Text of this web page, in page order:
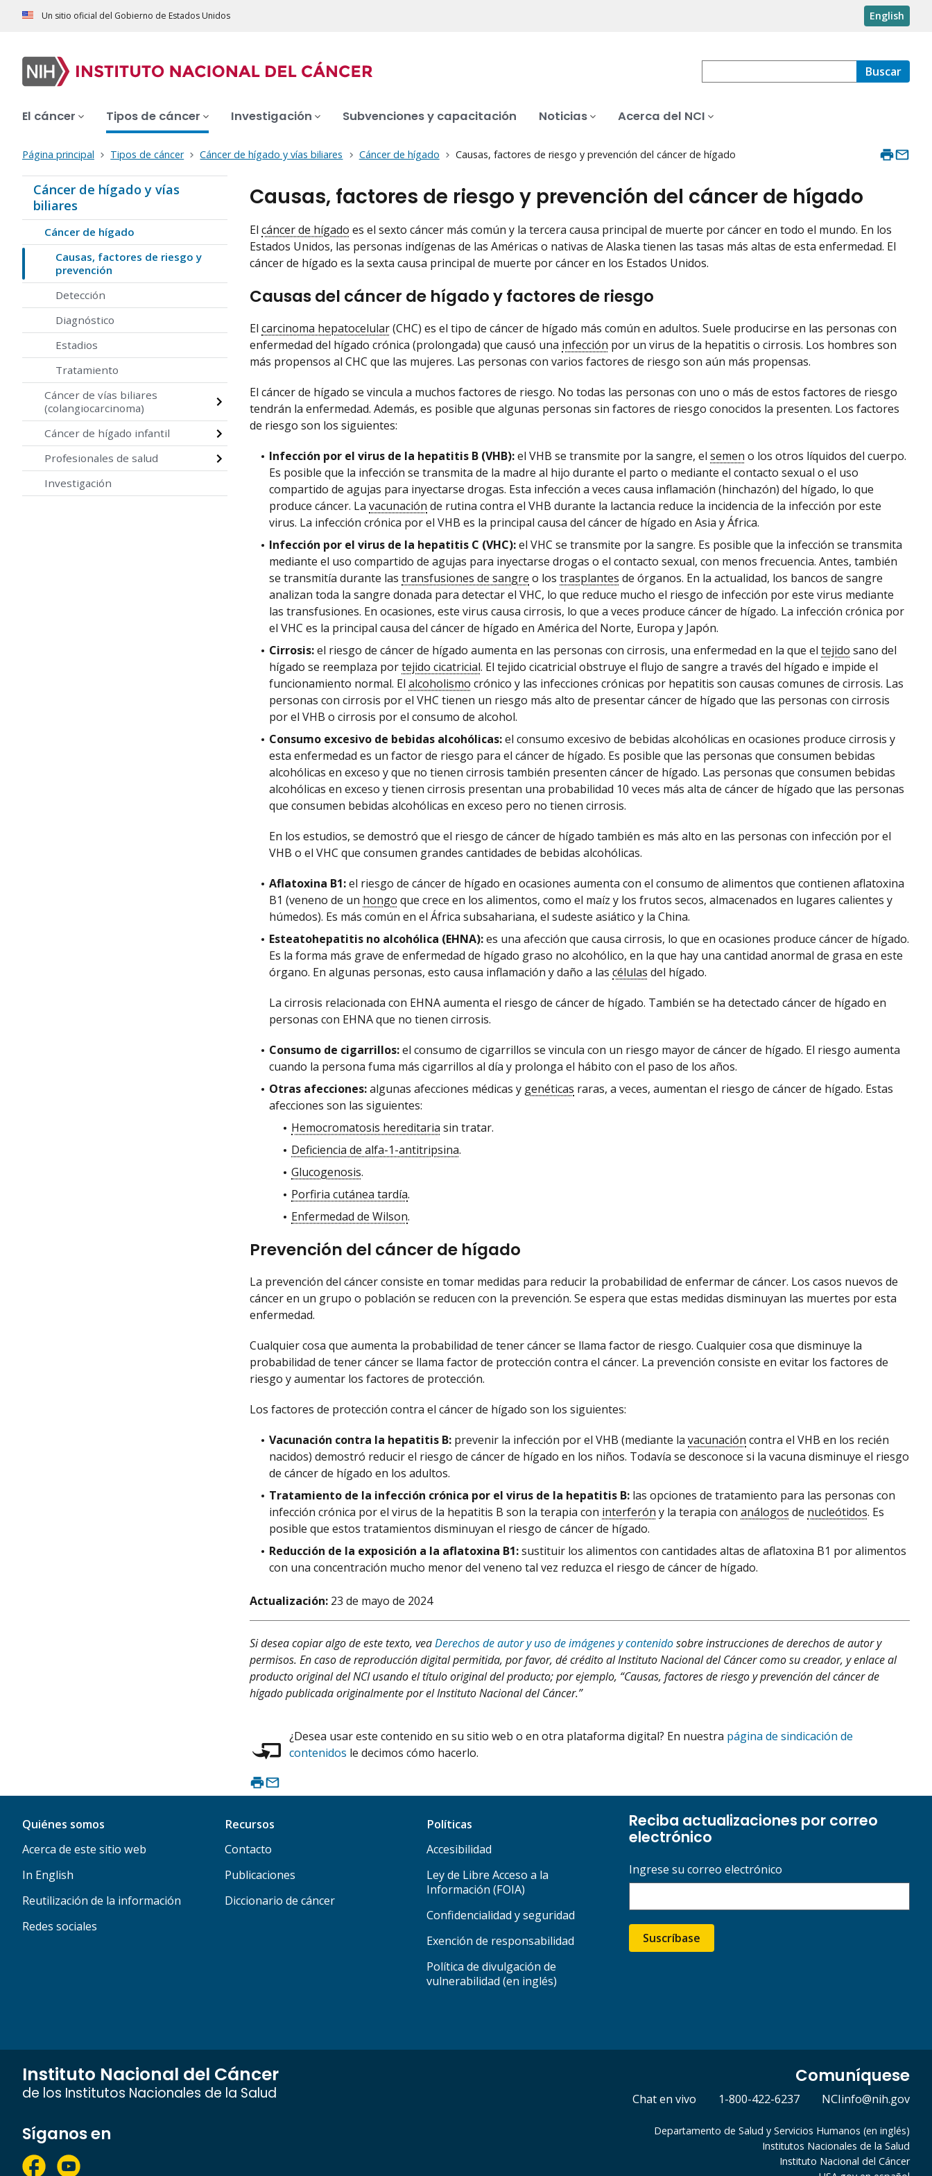
Un sitio oficial del Gobierno de Estados Unidos English
Buscar
El cáncer Tipos de cáncer Investigación Subvenciones y capacitación Noticias Acerca del NCI
Página principal Tipos de cáncer Cáncer de hígado y vías biliares Cáncer de hígado Causas, factores de riesgo y prevención del cáncer de hígado
Cáncer de hígado y vías
biliares
Cáncer de hígado
Causas, factores de riesgo y
prevención
Detección
Diagnóstico
Estadios
Tratamiento
Cáncer de vías biliares
(colangiocarcinoma)
Cáncer de hígado infantil
Profesionales de salud
Investigación
Causas, factores de riesgo y prevención del cáncer de hígado
El cáncer de hígado es el sexto cáncer más común y la tercera causa principal de muerte por cáncer en todo el mundo. En los
Estados Unidos, las personas indígenas de las Américas o nativas de Alaska tienen las tasas más altas de esta enfermedad. El
cáncer de hígado es la sexta causa principal de muerte por cáncer en los Estados Unidos.
Causas del cáncer de hígado y factores de riesgo
El carcinoma hepatocelular(CHC) es el tipo de cáncer de hígado más común en adultos. Suele producirse en las personas con
enfermedad del hígado crónica (prolongada) que causó una infección por un virus de la hepatitis o cirrosis. Los hombres son
más propensos al CHC que las mujeres. Las personas con varios factores de riesgo son aún más propensas.
El cáncer de hígado se vincula a muchos factores de riesgo. No todas las personas con uno o más de estos factores de riesgo
tendrán la enfermedad. Además, es posible que algunas personas sin factores de riesgo conocidos la presenten. Los factores
de riesgo son los siguientes:
Infección por el virus de la hepatitis B (VHB):el VHB se transmite por la sangre, el semen o los otros líquidos del cuerpo.
Es posible que la infección se transmita de la madre al hijo durante el parto o mediante el contacto sexual o el uso
compartido de agujas para inyectarse drogas. Esta infección a veces causa inflamación (hinchazón) del hígado, lo que
produce cáncer. La vacunación de rutina contra el VHB durante la lactancia reduce la incidencia de la infección por este
virus. La infección crónica por el VHB es la principal causa del cáncer de hígado en Asia y África.
Infección por el virus de la hepatitis C (VHC):el VHC se transmite por la sangre. Es posible que la infección se transmita
mediante el uso compartido de agujas para inyectarse drogas o el contacto sexual, con menos frecuencia. Antes, también
se transmitía durante las transfusiones de sangre o los trasplantes de órganos. En la actualidad, los bancos de sangre
analizan toda la sangre donada para detectar el VHC, lo que reduce mucho el riesgo de infección por este virus mediante
las transfusiones. En ocasiones, este virus causa cirrosis, lo que a veces produce cáncer de hígado. La infección crónica por
el VHC es la principal causa del cáncer de hígado en América del Norte, Europa y Japón.
Cirrosis:el riesgo de cáncer de hígado aumenta en las personas con cirrosis, una enfermedad en la que el tejido sano del
hígado se reemplaza portejido cicatricial. El tejido cicatricial obstruye el flujo de sangre a través del hígado e impide el
funcionamiento normal. El alcoholismo crónico y las infecciones crónicas por hepatitis son causas comunes de cirrosis. Las
personas con cirrosis por el VHC tienen un riesgo más alto de presentar cáncer de hígado que las personas con cirrosis
por el VHB o cirrosis por el consumo de alcohol.
Consumo excesivo de bebidas alcohólicas:el consumo excesivo de bebidas alcohólicas en ocasiones produce cirrosis y
esta enfermedad es un factor de riesgo para el cáncer de hígado. Es posible que las personas que consumen bebidas
alcohólicas en exceso y que no tienen cirrosis también presenten cáncer de hígado. Las personas que consumen bebidas
alcohólicas en exceso y tienen cirrosis presentan una probabilidad 10 veces más alta de cáncer de hígado que las personas
que consumen bebidas alcohólicas en exceso pero no tienen cirrosis.
En los estudios, se demostró que el riesgo de cáncer de hígado también es más alto en las personas con infección por el
VHB o el VHC que consumen grandes cantidades de bebidas alcohólicas.
Aflatoxina B1:el riesgo de cáncer de hígado en ocasiones aumenta con el consumo de alimentos que contienen aflatoxina
B1 (veneno de un hongo que crece en los alimentos, como el maíz y los frutos secos, almacenados en lugares calientes y
húmedos). Es más común en el África subsahariana, el sudeste asiático y la China.
Esteatohepatitis no alcohólica (EHNA):es una afección que causa cirrosis, lo que en ocasiones produce cáncer de hígado.
Es la forma más grave de enfermedad de hígado graso no alcohólico, en la que hay una cantidad anormal de grasa en este
órgano. En algunas personas, esto causa inflamación y daño a las células del hígado.
La cirrosis relacionada con EHNA aumenta el riesgo de cáncer de hígado. También se ha detectado cáncer de hígado en
personas con EHNA que no tienen cirrosis.
Consumo de cigarrillos:el consumo de cigarrillos se vincula con un riesgo mayor de cáncer de hígado. El riesgo aumenta
cuando la persona fuma más cigarrillos al día y prolonga el hábito con el paso de los años.
Otras afecciones:algunas afecciones médicas y genéticas raras, a veces, aumentan el riesgo de cáncer de hígado. Estas
afecciones son las siguientes:
Hemocromatosis hereditaria sin tratar.
Deficiencia de alfa-1-antitripsina.
Glucogenosis.
Porfiria cutánea tardía.
Enfermedad de Wilson.
Prevención del cáncer de hígado
La prevención del cáncer consiste en tomar medidas para reducir la probabilidad de enfermar de cáncer. Los casos nuevos de
cáncer en un grupo o población se reducen con la prevención. Se espera que estas medidas disminuyan las muertes por esta
enfermedad.
Cualquier cosa que aumenta la probabilidad de tener cáncer se llama factor de riesgo. Cualquier cosa que disminuye la
probabilidad de tener cáncer se llama factor de protección contra el cáncer. La prevención consiste en evitar los factores de
riesgo y aumentar los factores de protección.
Los factores de protección contra el cáncer de hígado son los siguientes:
Vacunación contra la hepatitis B: prevenir la infección por el VHB (mediante la vacunación contra el VHB en los recién
nacidos) demostró reducir el riesgo de cáncer de hígado en los niños. Todavía se desconoce si la vacuna disminuye el riesgo
de cáncer de hígado en los adultos.
Tratamiento de la infección crónica por el virus de la hepatitis B: las opciones de tratamiento para las personas con
infección crónica por el virus de la hepatitis B son la terapia con interferón y la terapia con análogos de nucleótidos. Es
posible que estos tratamientos disminuyan el riesgo de cáncer de hígado.
Reducción de la exposición a la aflatoxina B1:sustituir los alimentos con cantidades altas de aflatoxina B1 por alimentos
con una concentración mucho menor del veneno tal vez reduzca el riesgo de cáncer de hígado.
Actualización: 23 de mayo de 2024
Si desea copiar algo de este texto, veaDerechos de autor y uso de imágenes y contenidosobre instrucciones de derechos de autor y
permisos. En caso de reproducción digital permitida, por favor, dé crédito al Instituto Nacional del Cáncer como su creador, y enlace al
producto original del NCI usando el título original del producto; por ejemplo, “Causas, factores de riesgo y prevención del cáncer de
hígado publicada originalmente por el Instituto Nacional del Cáncer.”
¿Desea usar este contenido en su sitio web o en otra plataforma digital? En nuestra página de sindicación de
contenidos le decimos cómo hacerlo.
Quiénes somos
Acerca de este sitio web
In English
Reutilización de la información
Redes sociales
Recursos
Contacto
Publicaciones
Diccionario de cáncer
Políticas
Accesibilidad
Ley de Libre Acceso a la
Información (FOIA)
Confidencialidad y seguridad
Exención de responsabilidad
Política de divulgación de
vulnerabilidad (en inglés)
Reciba actualizaciones por correo
electrónico
Ingrese su correo electrónico
Suscríbase
Instituto Nacional del Cáncer
de los Institutos Nacionales de la Salud
Comuníquese
Chat en vivo 1-800-422-6237 NCIinfo@nih.gov
Síganos en
Departamento de Salud y Servicios Humanos (en inglés)
Institutos Nacionales de la Salud
Instituto Nacional del Cáncer